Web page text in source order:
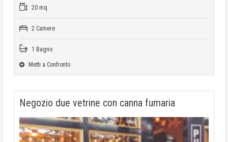
20 mq
2 Camere
1 Bagno
Metti a Confronto
Negozio due vetrine con canna fumaria